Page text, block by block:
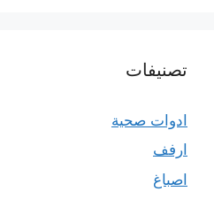
تصنيفات
ادوات صحية
ارفف
اصباغ